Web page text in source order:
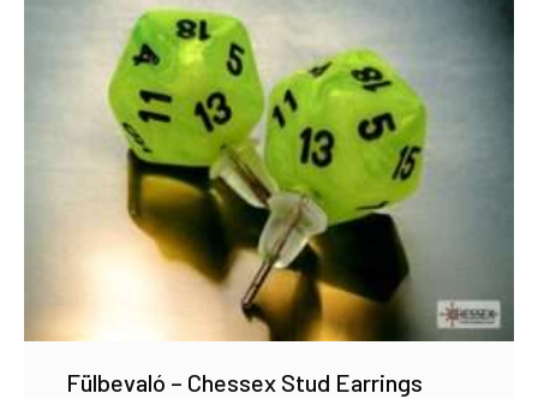
Fülbevaló – Chessex Stud Earrings